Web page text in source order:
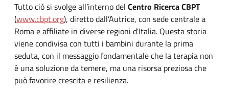
Tutto ciò si svolge all’interno del Centro Ricerca CBPT
(www.cbpt.org), diretto dall’Autrice, con sede centrale a
Roma e affiliate in diverse regioni d'Italia. Questa storia
viene condivisa con tutti i bambini durante la prima
seduta, con il messaggio fondamentale che la terapia non
è una soluzione da temere, ma una risorsa preziosa che
può favorire crescita e resilienza.